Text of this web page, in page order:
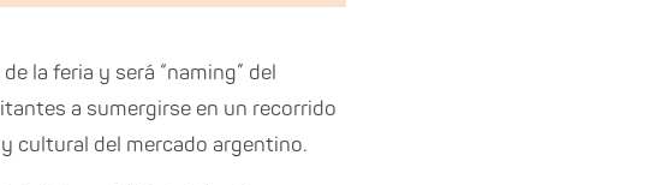
la feria y será “naming” del
a sumergirse en un recorrido
cultural del mercado argentino.